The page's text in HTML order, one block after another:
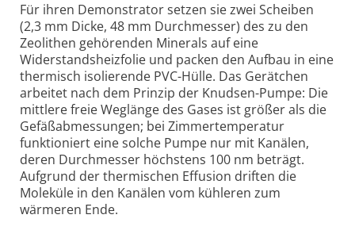
Für ihren Demonstrator setzen sie zwei Scheiben
(2,3 mm Dicke, 48 mm Durchmesser) des zu den
Zeolithen gehörenden Minerals auf eine
Widerstandsheizfolie und packen den Aufbau in eine
thermisch isolierende PVC-Hülle. Das Gerätchen
arbeitet nach dem Prinzip der Knudsen-Pumpe: Die
mittlere freie Weglänge des Gases ist größer als die
Gefäßabmessungen; bei Zimmertemperatur
funktioniert eine solche Pumpe nur mit Kanälen,
deren Durchmesser höchstens 100 nm beträgt.
Aufgrund der thermischen Effusion driften die
Moleküle in den Kanälen vom kühleren zum
wärmeren Ende.